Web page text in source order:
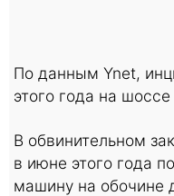
По данным Ynet,
этого года на
В обвинительном
в июне этого года
машину на обочине